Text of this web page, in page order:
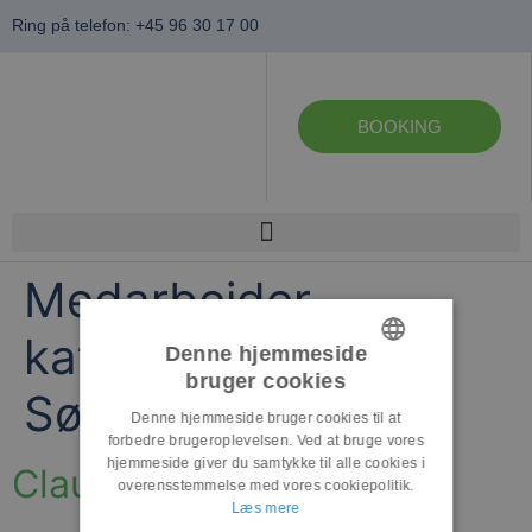
Ring på telefon: +45 96 30 17 00
BOOKING
Medarbejder
kategori:Kurer,
Søfragt & Luftfragt
Claus Madsen
Denne hjemmeside
bruger cookies
Denne hjemmeside bruger cookies til at
forbedre brugeroplevelsen. Ved at bruge vores
hjemmeside giver du samtykke til alle cookies i
overensstemmelse med vores cookiepolitik.
Læs mere